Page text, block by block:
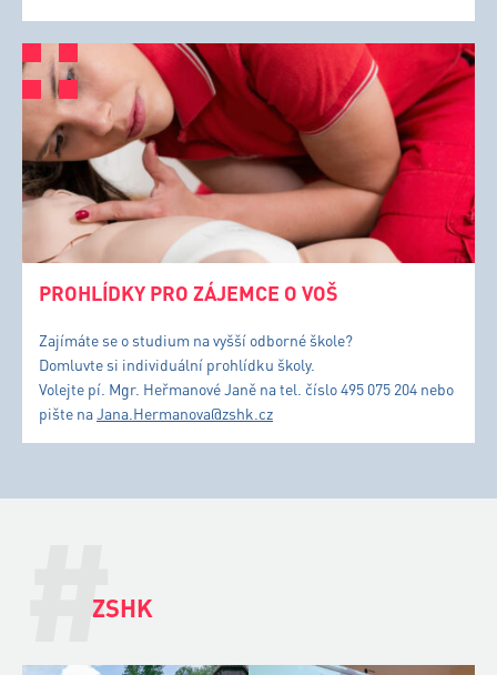
PROHLÍDKY PRO ZÁJEMCE O VOŠ
Zajímáte se o studium na vyšší odborné škole?
Domluvte si individuální prohlídku školy.
Volejte pí. Mgr. Heřmanové Janě na tel. číslo 495 075 204 nebo
pište naJana.Hermanova@zshk.cz
#
ZSHK